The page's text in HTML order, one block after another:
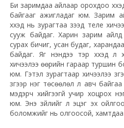
Би заримдаа айлаар орохдоо
байгааг ажигладаг юм. Зарим
хүүхэд нь зурагтаа үзээд теле
сууж байдаг. Харин зарим айлд
сурах бичиг, усан будаг,
байдаг. Яг үнэндээ тэр хүүхэд
хичээлээ өөрийн гараар туршин
юм. Гэтэл зурагтаар хичээлээ
зүгээр нэг төсөөлөл л авч
мэдэрч хийгээгүй учир хоцрох
юм. Энэ зүйлийг л эцэг эх
боломжийг нь олгоосой, хамтдаа